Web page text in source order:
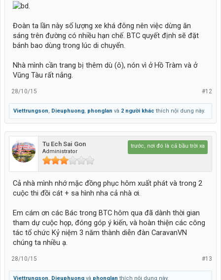
Đoàn ta lần này số lượng xe khá đông nên việc dừng ăn
sáng trên đường có nhiều hạn chế. BTC quyết định sẽ đặt
bánh bao dùng trong lúc di chuyển.
Nhà mình cần trang bị thêm dù (ô), nón vì ở Hồ Tràm và ở
Vũng Tàu rất nắng.
#12
28/10/15
Viettrungson, Dieuphuong, phonglan và 2 người khác thích nội dung này.
Tu Ech Sai Gon
Administrator
Hãy lái lên phía trước, nơi đó là cả bầu trời xanh.....
Cả nhà mình nhớ mặc đồng phục hôm xuất phát và trong 2
cuộc thi đồi cát + sa hình nha cả nhà ơi.
Em cám ơn các Bác trong BTC hôm qua đã dành thời gian
tham dự cuộc họp, đóng góp ý kiến, và hoàn thiện các công
tác tổ chức Kỷ niệm 3 năm thành diễn đàn CaravanVN
chúng ta nhiều ạ.
#13
28/10/15
Viettrungson, Dieuphuong và phonglan thích nội dung này.